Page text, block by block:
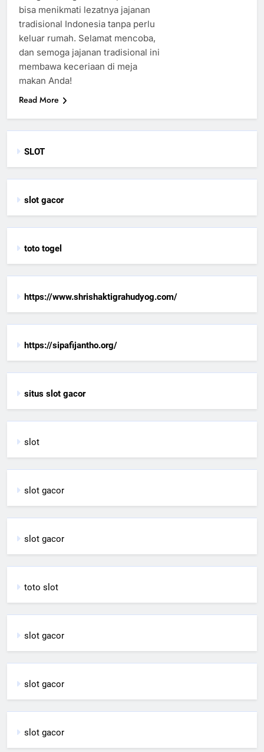
bisa menikmati lezatnya jajanan
tradisional Indonesia tanpa perlu
keluar rumah. Selamat mencoba,
dan semoga jajanan tradisional ini
membawa keceriaan di meja
makan Anda!
Read More
SLOT
slot gacor
toto togel
https://www.shrishaktigrahudyog.com/
https://sipafijantho.org/
situs slot gacor
slot
slot gacor
slot gacor
toto slot
slot gacor
slot gacor
slot gacor